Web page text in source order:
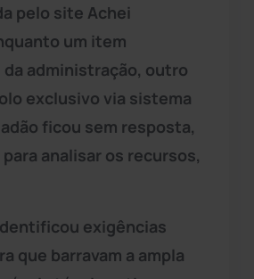
pelo site Achei
um item
administração, outro
exclusivo via sistema
ficou sem resposta,
analisar os recursos,
exigências
que barravam a ampla